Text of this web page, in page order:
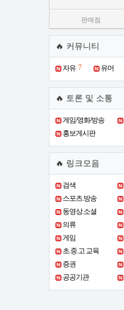
판매점
🔥 커뮤니티
자유 7 유머
🔥 토론 및 소통
게임/영화/방송
홍보게시판
🔥 링크모음
검색
스포츠.방송
동영상.소셜
의류
게임
초.중.고 교육
증권
공공기관